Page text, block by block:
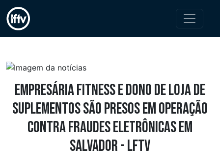
Empresária fitness e dono de loja de
suplementos são presos em operação
contra fraudes eletrônicas em
Salvador - LFTV